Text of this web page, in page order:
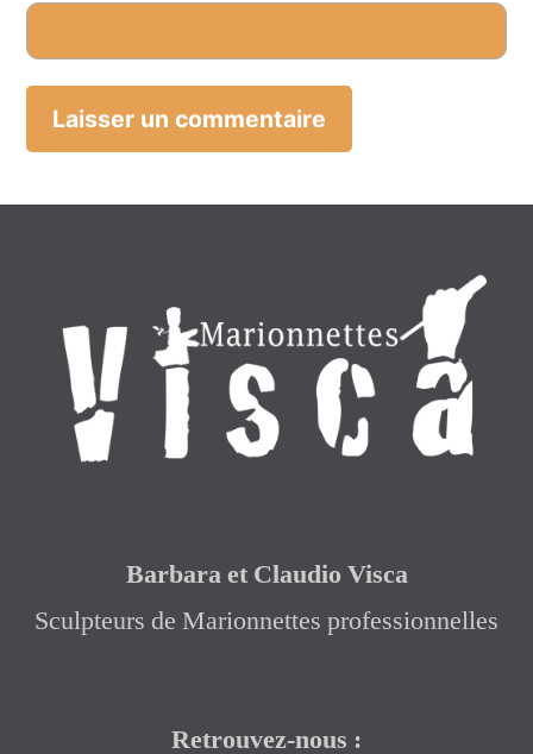
Barbara et Claudio Visca
Sculpteurs de Marionnettes professionnelles
Retrouvez-nous :